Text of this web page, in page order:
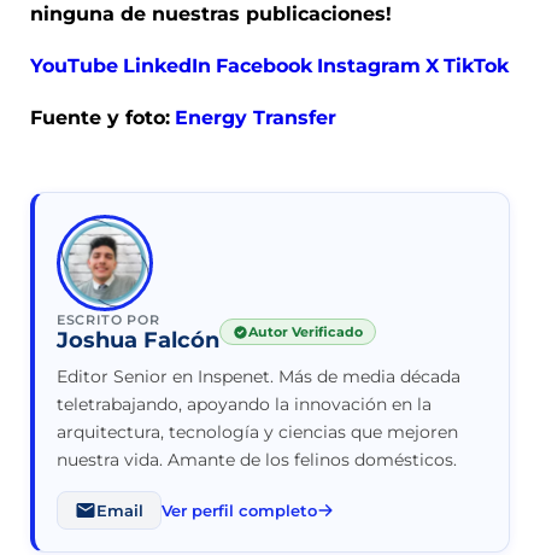
ninguna de nuestras publicaciones!
YouTube LinkedIn Facebook Instagram X TikTok
Fuente y foto: Energy Transfer
ESCRITO POR
Joshua Falcón Autor Verificado
Editor Senior en Inspenet. Más de media década
teletrabajando, apoyando la innovación en la
arquitectura, tecnología y ciencias que mejoren
nuestra vida. Amante de los felinos domésticos.
Email Ver perfil completo